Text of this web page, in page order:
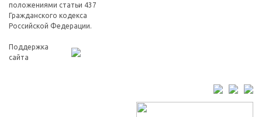
положениями статьи 437
Гражданского кодекса
Российской Федерации.
Поддержка
сайта